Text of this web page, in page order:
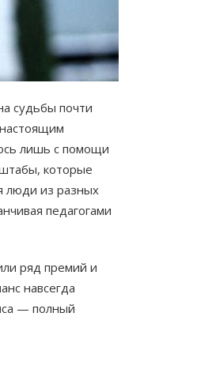
судьбы почти
лишь с помощи
которые
люди из разных
педагогами
ряд премий и
навсегда
— полный